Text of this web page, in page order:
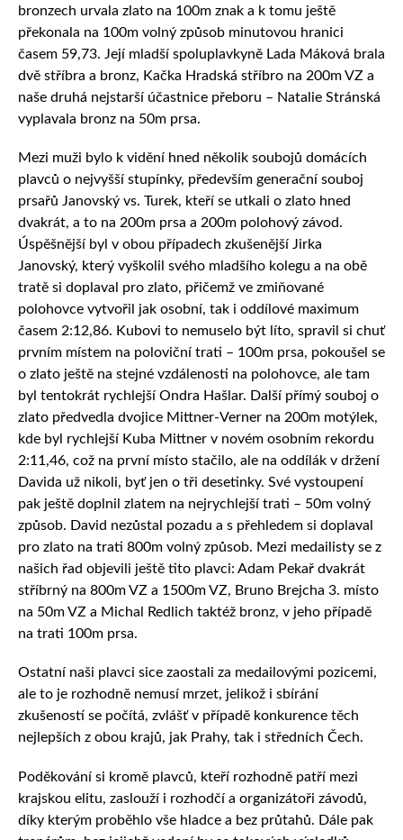
bronzech urvala zlato na 100m znak a k tomu ještě
překonala na 100m volný způsob minutovou hranici
časem 59,73. Její mladší spoluplavkyně Lada Máková brala
dvě stříbra a bronz, Kačka Hradská stříbro na 200m VZ a
naše druhá nejstarší účastnice přeboru – Natalie Stránská
vyplavala bronz na 50m prsa.
Mezi muži bylo k vidění hned několik soubojů domácích
plavců o nejvyšší stupínky, především generační souboj
prsařů Janovský vs. Turek, kteří se utkali o zlato hned
dvakrát, a to na 200m prsa a 200m polohový závod.
Úspěšnější byl v obou případech zkušenější Jirka
Janovský, který vyškolil svého mladšího kolegu a na obě
tratě si doplaval pro zlato, přičemž ve zmiňované
polohovce vytvořil jak osobní, tak i oddílové maximum
časem 2:12,86. Kubovi to nemuselo být líto, spravil si chuť
prvním místem na poloviční trati – 100m prsa, pokoušel se
o zlato ještě na stejné vzdálenosti na polohovce, ale tam
byl tentokrát rychlejší Ondra Hašlar. Další přímý souboj o
zlato předvedla dvojice Mittner-Verner na 200m motýlek,
kde byl rychlejší Kuba Mittner v novém osobním rekordu
2:11,46, což na první místo stačilo, ale na oddílák v držení
Davida už nikoli, byť jen o tři desetinky. Své vystoupení
pak ještě doplnil zlatem na nejrychlejší trati – 50m volný
způsob. David nezůstal pozadu a s přehledem si doplaval
pro zlato na trati 800m volný způsob. Mezi medailisty se z
našich řad objevili ještě tito plavci: Adam Pekař dvakrát
stříbrný na 800m VZ a 1500m VZ, Bruno Brejcha 3. místo
na 50m VZ a Michal Redlich taktéž bronz, v jeho případě
na trati 100m prsa.
Ostatní naši plavci sice zaostali za medailovými pozicemi,
ale to je rozhodně nemusí mrzet, jelikož i sbírání
zkušeností se počítá, zvlášť v případě konkurence těch
nejlepších z obou krajů, jak Prahy, tak i středních Čech.
Poděkování si kromě plavců, kteří rozhodně patří mezi
krajskou elitu, zaslouží i rozhodčí a organizátoři závodů,
díky kterým proběhlo vše hladce a bez průtahů. Dále pak